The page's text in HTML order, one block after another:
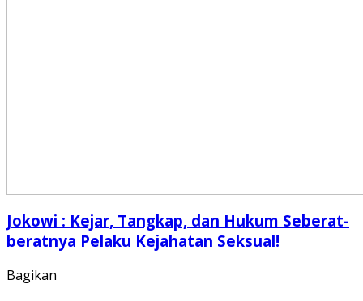
Jokowi : Kejar, Tangkap, dan Hukum Seberat-
beratnya Pelaku Kejahatan Seksual!
Bagikan